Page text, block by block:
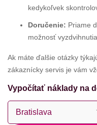
kedykoľvek
Doručenie: Priame
možnosť
Ak máte ďalšie otázky
zákaznícky servis je vám
Vypočítať náklady na